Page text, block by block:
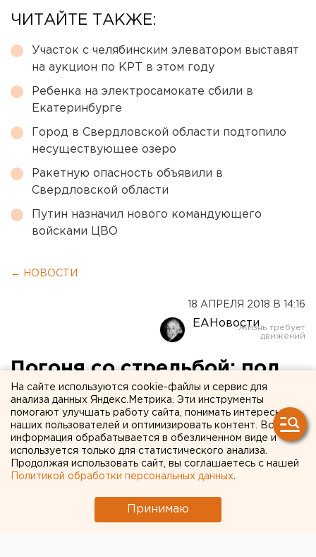
ЧИТАЙТЕ ТАКЖЕ:
Участок с челябинским элеватором выставят
на аукцион по КРТ в этом году
Ребенка на электросамокате сбили в
Екатеринбурге
Город в Свердловской области подтопило
несуществующее озеро
Ракетную опасность объявили в
Свердловской области
Путин назначил нового командующего
войсками ЦВО
← НОВОСТИ
18 АПРЕЛЯ 2018 В 14:16
ЕАНовости
Погоня со стрельбой: под
Екатеринбургом
задержали пьяного
автоугонщика и его
друзей-рецидивистов
На сайте используются cookie-файлы и сервис для
анализа данных Яндекс.Метрика. Эти инструменты
помогают улучшать работу сайта, понимать интересы
наших пользователей и оптимизировать контент. Вся
информация обрабатывается в обезличенном виде и
используется только для статистического анализа.
Продолжая использовать сайт, вы соглашаетесь с нашей
Политикой обработки персональных данных
Принимаю